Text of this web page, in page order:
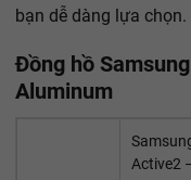
bạn dễ dàng lựa chọn.
Đồng hồ
Aluminum
Active2